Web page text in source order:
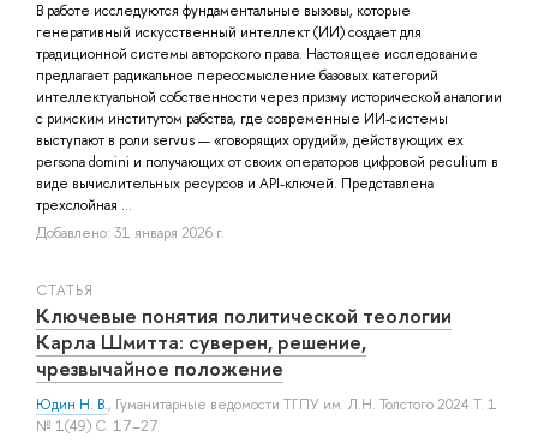
В работе исследуются фундаментальные вызовы, которые
генеративный искусственный интеллект (ИИ) создает для
традиционной системы авторского права. Настоящее исследование
предлагает радикальное переосмысление базовых категорий
интеллектуальной собственности через призму исторической аналогии
с римским институтом рабства, где современные ИИ-системы
выступают в роли servus — «говорящих орудий», действующих ex
persona domini и получающих от своих операторов цифровой peculium в
виде вычислительных ресурсов и API-ключей. Представлена
трехслойная ...
Добавлено: 31 января 2026 г.
СТАТЬЯ
Ключевые понятия политической теологии
Карла Шмитта: суверен, решение,
чрезвычайное положение
Юдин Н. В., Гуманитарные ведомости ТГПУ им. Л.Н. Толстого 2024 Т. 1
№ 1(49) С. 17–27